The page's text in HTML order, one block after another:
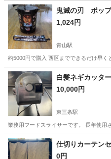
新潟 新潟市 亀田駅 その他
鬼滅の刃 ポッ
1,024円
青山駅
約5000円で購入 西区までできるだけ早
新潟 新潟市 青山駅 その他
白髪ネギカッタ
10,000円
東三条駅
業務用フードスライサーです。 長年使用
新潟 三条市 東三条駅 その他
仕切りカーテン
0円